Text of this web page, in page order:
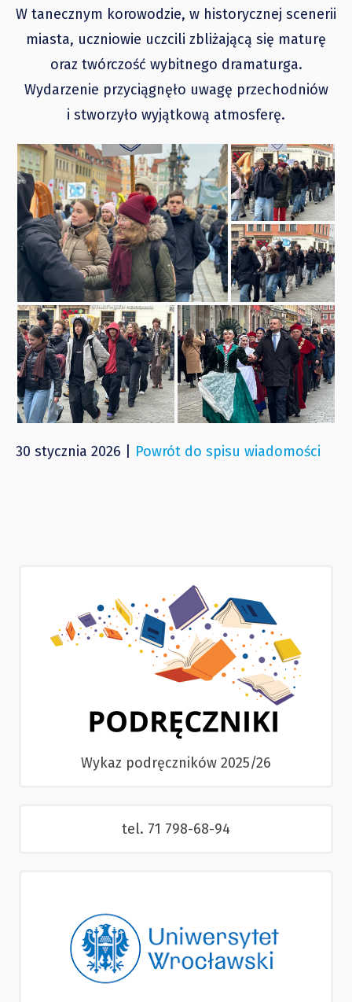
W tanecznym korowodzie, w historycznej scenerii
miasta, uczniowie uczcili zbliżającą się maturę
oraz twórczość wybitnego dramaturga.
Wydarzenie przyciągnęło uwagę przechodniów
i stworzyło wyjątkową atmosferę.
30 stycznia 2026 | Powrót do spisu wiadomości
Wykaz podręczników 2025/26
tel. 71 798-68-94